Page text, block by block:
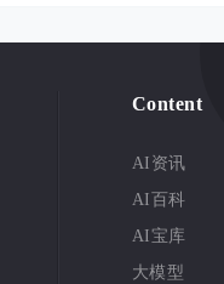
Content
AI资讯
AI百科
AI宝库
大模型